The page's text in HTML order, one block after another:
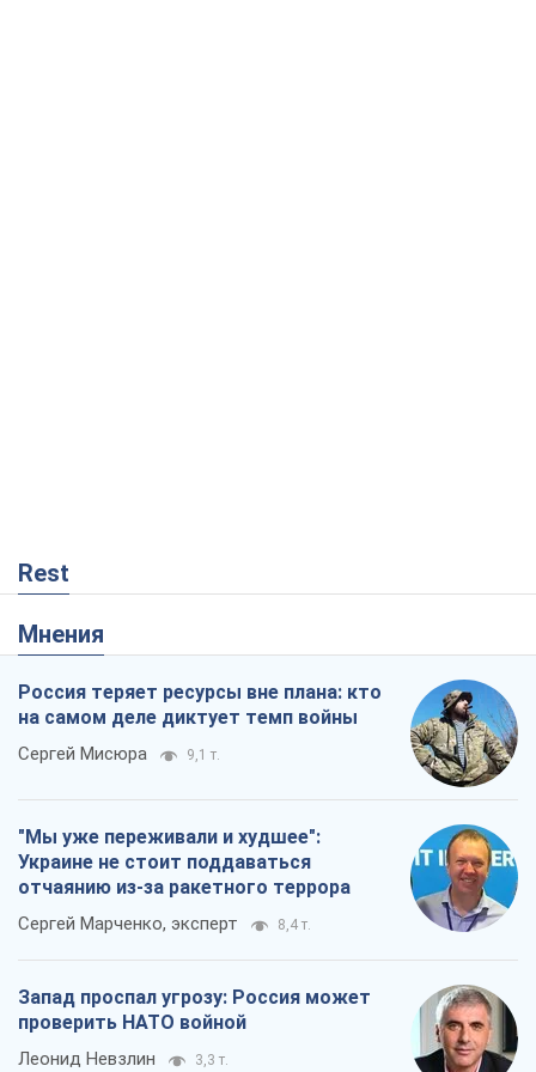
Rest
Мнения
Россия теряет ресурсы вне плана: кто
на самом деле диктует темп войны
Сергей Мисюра 9,1 т.
"Мы уже переживали и худшее":
Украине не стоит поддаваться
отчаянию из-за ракетного террора
Сергей Марченко, эксперт 8,4 т.
Запад проспал угрозу: Россия может
проверить НАТО войной
Леонид Невзлин 3,3 т.